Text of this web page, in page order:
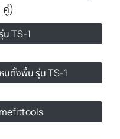
คู่)
TS-1
นตั้งพื้น รุ่น TS-1